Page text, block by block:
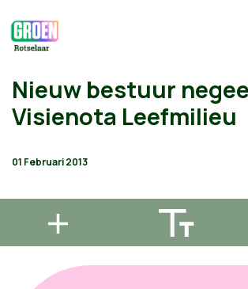
Nieuw bestuur
Visienota Leefmilieu
01 Februari 2013